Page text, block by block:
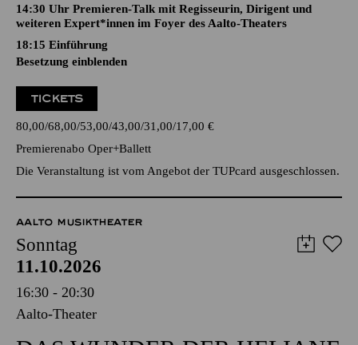
14:30 Uhr Premieren-Talk mit Regisseurin, Dirigent und
weiteren Expert*innen im Foyer des Aalto-Theaters
18:15 Einführung
Besetzung einblenden
TICKETS
80,00 68,00 53,00 43,00 31,00 17,00 €
Premierenabo Oper+Ballett
Die Veranstaltung ist vom Angebot der TUPcard ausgeschlossen.
AALTO MUSIKTHEATER
Sonntag
11.10.2026
16:30 - 20:30
Aalto-Theater